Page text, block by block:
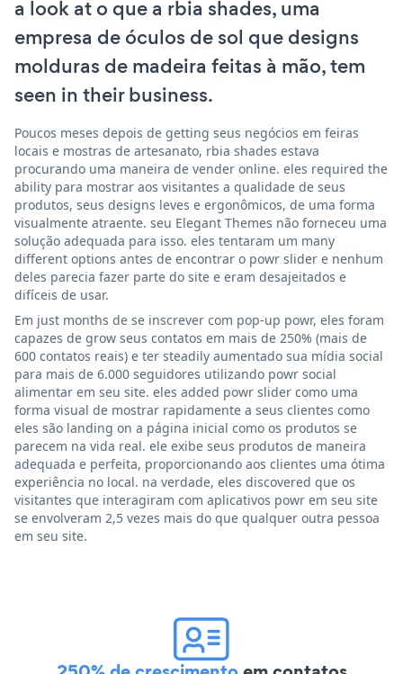
a look at o que a rbia shades, uma
empresa de óculos de sol que designs
molduras de madeira feitas à mão, tem
seen in their business.
Poucos meses depois de getting seus negócios em feiras
locais e mostras de artesanato, rbia shades estava
procurando uma maneira de vender online. eles required the
ability para mostrar aos visitantes a qualidade de seus
produtos, seus designs leves e ergonômicos, de uma forma
visualmente atraente. seu Elegant Themes não forneceu uma
solução adequada para isso. eles tentaram um many
different options antes de encontrar o powr slider e nenhum
deles parecia fazer parte do site e eram desajeitados e
difíceis de usar.
Em just months de se inscrever com pop-up powr, eles foram
capazes de grow seus contatos em mais de 250% (mais de
600 contatos reais) e ter steadily aumentado sua mídia social
para mais de 6.000 seguidores utilizando powr social
alimentar em seu site. eles added powr slider como uma
forma visual de mostrar rapidamente a seus clientes como
eles são landing on a página inicial como os produtos se
parecem na vida real. ele exibe seus produtos de maneira
adequada e perfeita, proporcionando aos clientes uma ótima
experiência no local. na verdade, eles discovered que os
visitantes que interagiram com aplicativos powr em seu site
se envolveram 2,5 vezes mais do que qualquer outra pessoa
em seu site.